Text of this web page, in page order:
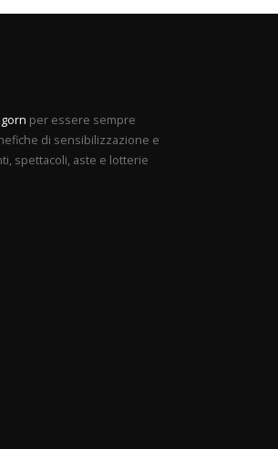
per essere sempre
di sensibilizzazione e
spettacoli, aste e lotterie